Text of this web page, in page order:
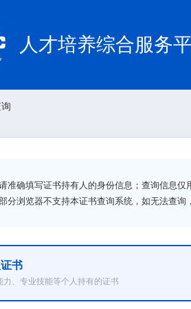
人才培养综合服务
准确填写证书持有人的身份信息；查询信息
分浏览器不支持本证书查询系统，如无法查询
书
力、专业技能等个人持有的证书